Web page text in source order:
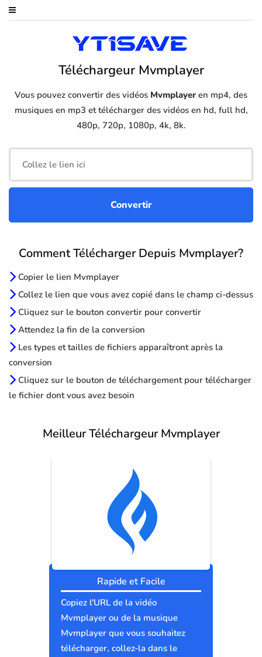
Téléchargeur Mvmplayer
Vous pouvez convertir des vidéos Mvmplayer en mp4, des
musiques en mp3 et télécharger des vidéos en hd, full hd,
480p, 720p, 1080p, 4k, 8k.
Comment Télécharger Depuis Mvmplayer?
Copier le lien Mvmplayer
Collez le lien que vous avez copié dans le champ ci-dessus
Cliquez sur le bouton convertir pour convertir
Attendez la fin de la conversion
Les types et tailles de fichiers apparaîtront après la
conversion
Cliquez sur le bouton de téléchargement pour télécharger
le fichier dont vous avez besoin
Meilleur Téléchargeur Mvmplayer
Rapide et Facile
Copiez l'URL de la vidéo
Mvmplayer ou de la musique
Mvmplayer que vous souhaitez
télécharger, collez-la dans le